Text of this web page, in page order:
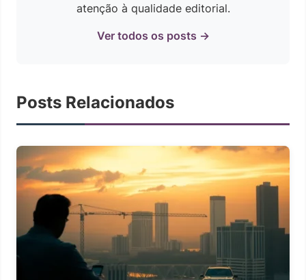
atenção à qualidade editorial.
Ver todos os posts →
Posts Relacionados